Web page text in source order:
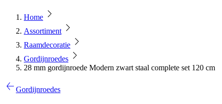
Home
Assortiment
Raamdecoratie
Gordijnroedes
28 mm gordijnroede Modern zwart staal complete set 120 cm
Gordijnroedes